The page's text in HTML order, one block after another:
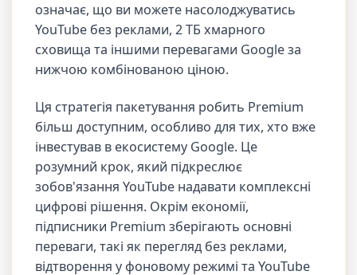
означає, що ви можете насолоджуватись
YouTube без реклами, 2 ТБ хмарного
сховища та іншими перевагами Google за
нижчою комбінованою ціною.
Ця стратегія пакетування робить Premium
більш доступним, особливо для тих, хто вже
інвестував в екосистему Google. Це
розумний крок, який підкреслює
зобов'язання YouTube надавати комплексні
цифрові рішення. Окрім економії,
підписники Premium зберігають основні
переваги, такі як перегляд без реклами,
відтворення у фоновому режимі та YouTube